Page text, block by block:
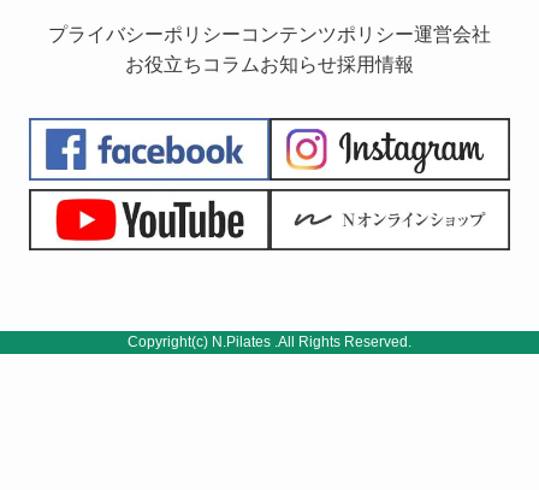
プライバシーポリシーコンテンツポリシー運営会社
お役立ちコラムお知らせ採用情報
Copyright(c) N.Pilates .All Rights Reserved.